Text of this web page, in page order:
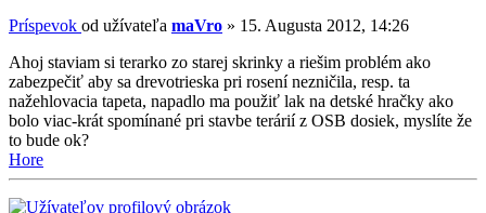
Príspevok od užívateľa maVro » 15. Augusta 2012, 14:26
Ahoj staviam si terarko zo starej skrinky a riešim problém ako
zabezpečiť aby sa drevotrieska pri rosení nezničila, resp. ta
nažehlovacia tapeta, napadlo ma použiť lak na detské hračky ako
bolo viac-krát spomínané pri stavbe terárií z OSB dosiek, myslíte že
to bude ok?
Hore